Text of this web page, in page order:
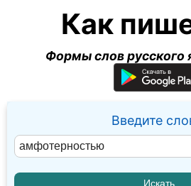
Как
Формы слов русского
Введите